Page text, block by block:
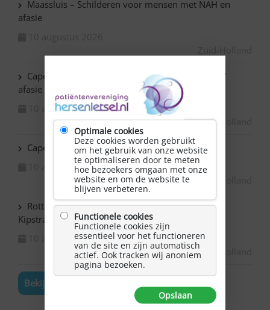
Maassluis – Schilderen voor mensen met NAH en
afasie
Capelle ad IJssel Baronie – Schilderen met NAH /
afasie
10 augustus 2026
Zuid-Holland
Capelle ad IJssel Beemsterhoek – Klaverjassen
10 augustus 2026
Rotterdam Centrum – NAH bijeenkomst in de
Kipstraat
10 augustus 2026
Zuid-Holland
Bekijk de volledige agenda
Optimale cookies
Deze cookies worden gebruikt
om het gebruik van onze website
te optimaliseren door te meten
hoe bezoekers omgaan met onze
website en om de website te
blijven verbeteren.
Functionele cookies
Functionele cookies zijn
essentieel voor het functioneren
van de site en zijn automatisch
actief. Ook tracken wij anoniem
pagina bezoeken.
Opslaan